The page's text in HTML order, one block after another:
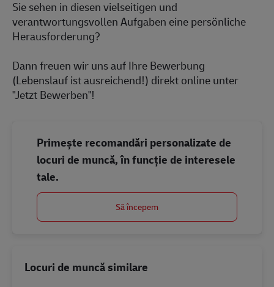
Sie sehen in diesen vielseitigen und
verantwortungsvollen Aufgaben eine persönliche
Herausforderung?
Dann freuen wir uns auf Ihre Bewerbung
(Lebenslauf ist ausreichend!) direkt online unter
"Jetzt Bewerben"!
Primește recomandări personalizate de
locuri de muncă, în funcție de interesele
tale.
Să începem
Locuri de muncă similare